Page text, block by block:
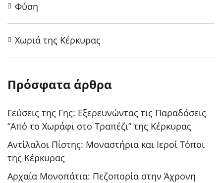
Φύση
Χωριά της Κέρκυρας
Πρόσφατα άρθρα
Γεύσεις της Γης: Εξερευνώντας τις Παραδόσεις
“Από το Χωράφι στο Τραπέζι” της Κέρκυρας
Αντίλαλοι Πίστης: Μοναστήρια και Ιεροί Τόποι
της Κέρκυρας
Αρχαία Μονοπάτια: Πεζοπορία στην Άχρονη